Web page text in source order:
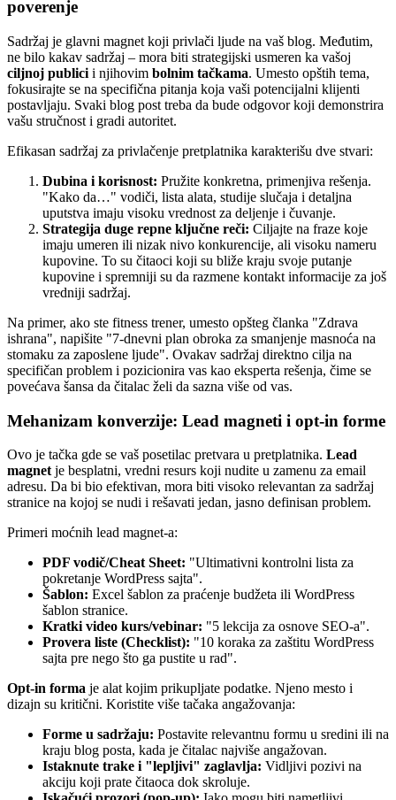
poverenje
Sadržaj je glavni magnet koji privlači ljude na vaš blog. Međutim,
ne bilo kakav sadržaj – mora biti strategijski usmeren ka vašoj
ciljnoj publici i njihovim bolnim tačkama. Umesto opštih tema,
fokusirajte se na specifična pitanja koja vaši potencijalni klijenti
postavljaju. Svaki blog post treba da bude odgovor koji demonstrira
vašu stručnost i gradi autoritet.
Efikasan sadržaj za privlačenje pretplatnika karakterišu dve stvari:
Dubina i korisnost: Pružite konkretna, primenjiva rešenja.
"Kako da…" vodiči, lista alata, studije slučaja i detaljna
uputstva imaju visoku vrednost za deljenje i čuvanje.
Strategija duge repne ključne reči: Ciljajte na fraze koje
imaju umeren ili nizak nivo konkurencije, ali visoku nameru
kupovine. To su čitaoci koji su bliže kraju svoje putanje
kupovine i spremniji su da razmene kontakt informacije za još
vredniji sadržaj.
Na primer, ako ste fitness trener, umesto opšteg članka "Zdrava
ishrana", napišite "7-dnevni plan obroka za smanjenje masnoća na
stomaku za zaposlene ljude". Ovakav sadržaj direktno cilja na
specifičan problem i pozicionira vas kao eksperta rešenja, čime se
povećava šansa da čitalac želi da sazna više od vas.
Mehanizam konverzije: Lead magneti i opt-in forme
Ovo je tačka gde se vaš posetilac pretvara u pretplatnika. Lead
magnet je besplatni, vredni resurs koji nudite u zamenu za email
adresu. Da bi bio efektivan, mora biti visoko relevantan za sadržaj
stranice na kojoj se nudi i rešavati jedan, jasno definisan problem.
Primeri moćnih lead magnet-a:
PDF vodič/Cheat Sheet: "Ultimativni kontrolni lista za
pokretanje WordPress sajta".
Šablon: Excel šablon za praćenje budžeta ili WordPress
šablon stranice.
Kratki video kurs/vebinar: "5 lekcija za osnove SEO-a".
Provera liste (Checklist): "10 koraka za zaštitu WordPress
sajta pre nego što ga pustite u rad".
Opt-in forma je alat kojim prikupljate podatke. Njeno mesto i
dizajn su kritični. Koristite više tačaka angažovanja:
Forme u sadržaju: Postavite relevantnu formu u sredini ili na
kraju blog posta, kada je čitalac najviše angažovan.
Istaknute trake i "lepljivi" zaglavlja: Vidljivi pozivi na
akciju koji prate čitaoca dok skroluje.